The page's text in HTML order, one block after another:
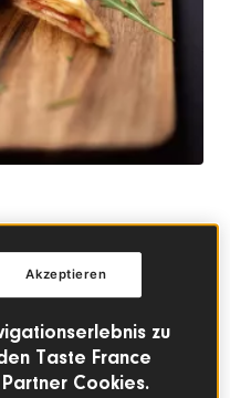
Februar wird in
Leider handelt es sich
an diesem Tag im
gebacken.
gemacht? Um
zu
Taste France
Cookies.
Akzeptieren